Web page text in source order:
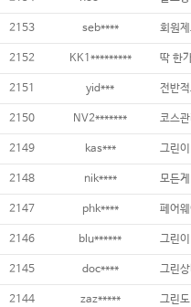
2153 seb****
2152 KK1*********
2151 yid***
2150 NV2*******
2149 kas***
2148 nik****
2147 phk****
2146 blu****** 그린
2145 doc****
2144 zaz***** 그린